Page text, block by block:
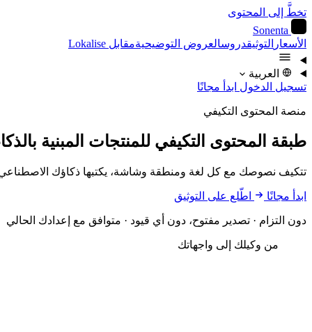
تخطَّ إلى المحتوى
Sonenta
الأسعار التوثيقدروسالعروض التوضيحيةمقابل Lokalise
العربية
تسجيل الدخول ابدأ مجانًا
منصة المحتوى التكيفي
طبقة المحتوى التكيفي للمنتجات المبنية
تتكيف نصوصك مع كل لغة ومنطقة وشاشة، يكتبها ذكاؤك
ابدأ مجانًا اطّلع على التوثيق
دون التزام · تصدير مفتوح، دون أي قيود · متوافق مع إعدادك الحالي
من وكيلك إلى واجهاتك